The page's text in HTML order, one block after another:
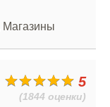
Магазины
5
(1844 оценки)